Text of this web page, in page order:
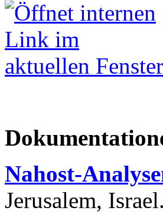
Nahost-
Jerusalem, Israel.